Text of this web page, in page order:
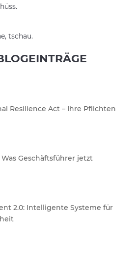
tschau.
Resilience Act – Ihre Pflichten
Geschäftsführer jetzt
2.0: Intelligente Systeme für